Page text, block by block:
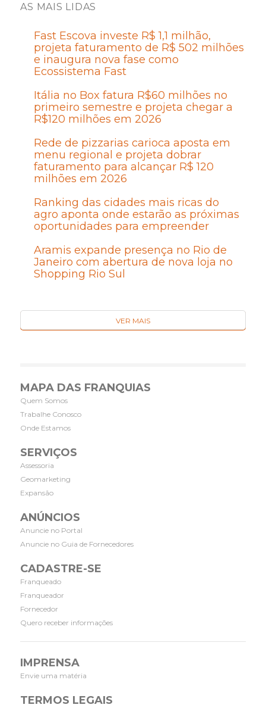
AS MAIS LIDAS
Fast Escova investe R$ 1,1 milhão,
projeta faturamento de R$ 502 milhões
e inaugura nova fase como
Ecossistema Fast
Itália no Box fatura R$60 milhões no
primeiro semestre e projeta chegar a
R$120 milhões em 2026
Rede de pizzarias carioca aposta em
menu regional e projeta dobrar
faturamento para alcançar R$ 120
milhões em 2026
Ranking das cidades mais ricas do
agro aponta onde estarão as próximas
oportunidades para empreender
Aramis expande presença no Rio de
Janeiro com abertura de nova loja no
Shopping Rio Sul
VER MAIS
MAPA DAS FRANQUIAS
Quem Somos
Trabalhe Conosco
Onde Estamos
SERVIÇOS
Assessoria
Geomarketing
Expansão
ANÚNCIOS
Anuncie no Portal
Anuncie no Guia de Fornecedores
CADASTRE-SE
Franqueado
Franqueador
Fornecedor
Quero receber informações
IMPRENSA
Envie uma matéria
TERMOS LEGAIS